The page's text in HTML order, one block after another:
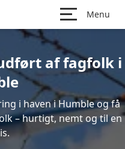
Menu
af fagfolk i
i haven i Humble og få
– hurtigt, nemt og til en